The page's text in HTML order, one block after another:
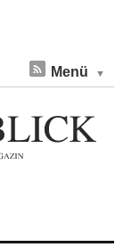
Menü